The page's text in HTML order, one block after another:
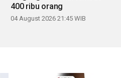
400 ribu orang
04 August 2026 21:45 WIB